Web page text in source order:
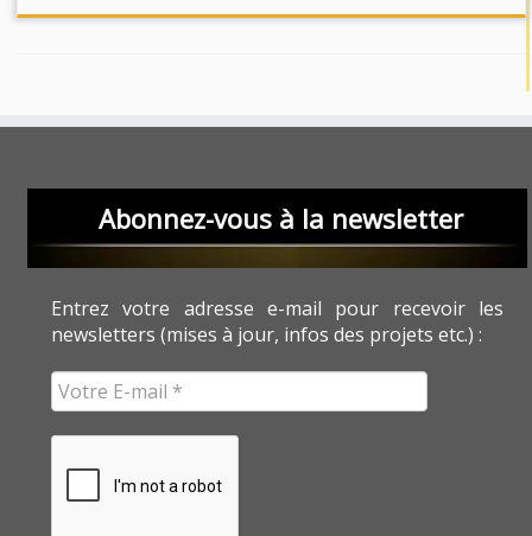
Abonnez-vous à la newsletter
Entrez votre adresse e-mail pour recevoir les
newsletters (mises à jour, infos des projets etc.) :